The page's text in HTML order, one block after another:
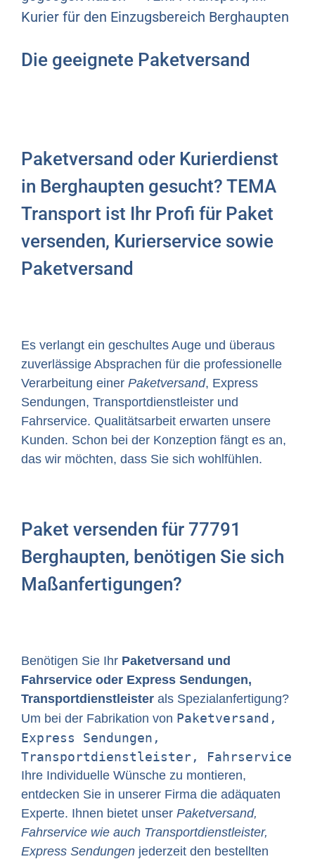
Kurier für den Einzugsbereich Berghaupten
Die geeignete Paketversand
Paketversand oder Kurierdienst
in Berghaupten gesucht? TEMA
Transport ist Ihr Profi für Paket
versenden, Kurierservice sowie
Paketversand
Es verlangt ein geschultes Auge und überaus
zuverlässige Absprachen für die professionelle
Verarbeitung einer Paketversand, Express
Sendungen, Transportdienstleister und
Fahrservice. Qualitätsarbeit erwarten unsere
Kunden. Schon bei der Konzeption fängt es an,
das wir möchten, dass Sie sich wohlfühlen.
Paket versenden für 77791
Berghaupten, benötigen Sie sich
Maßanfertigungen?
Benötigen Sie Ihr Paketversand und
Fahrservice oder Express Sendungen,
Transportdienstleister als Spezialanfertigung?
Um bei der Fabrikation von Paketversand,
Express Sendungen,
Transportdienstleister, Fahrservice
Ihre Individuelle Wünsche zu montieren,
entdecken Sie in unserer Firma die adäquaten
Experte. Ihnen bietet unser Paketversand,
Fahrservice wie auch Transportdienstleister,
Express Sendungen jederzeit den bestellten